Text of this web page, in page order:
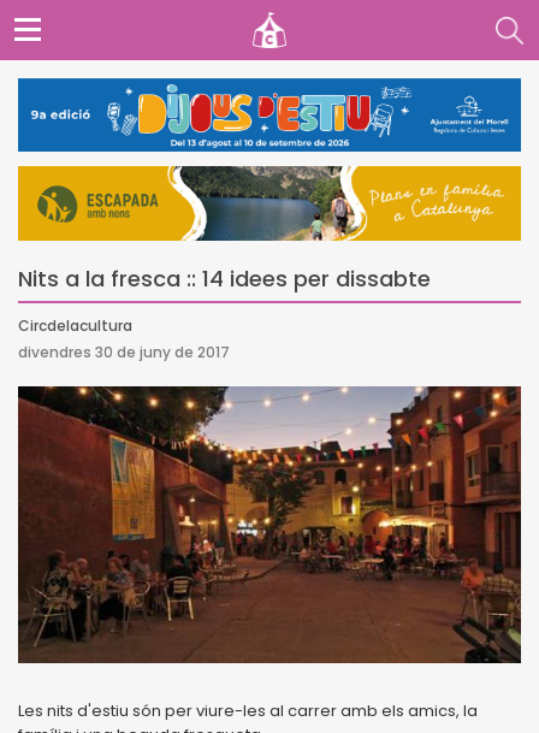
Nits a la fresca :: 14 idees per dissabte
Circdelacultura
divendres 30 de juny de 2017
Les nits d'estiu són per viure-les al carrer amb els amics, la